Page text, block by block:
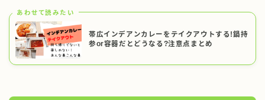
あわせて読みたい
帯広インデアンカレーをテイクアウトする!鍋持
参or容器だとどうなる?注意点まとめ